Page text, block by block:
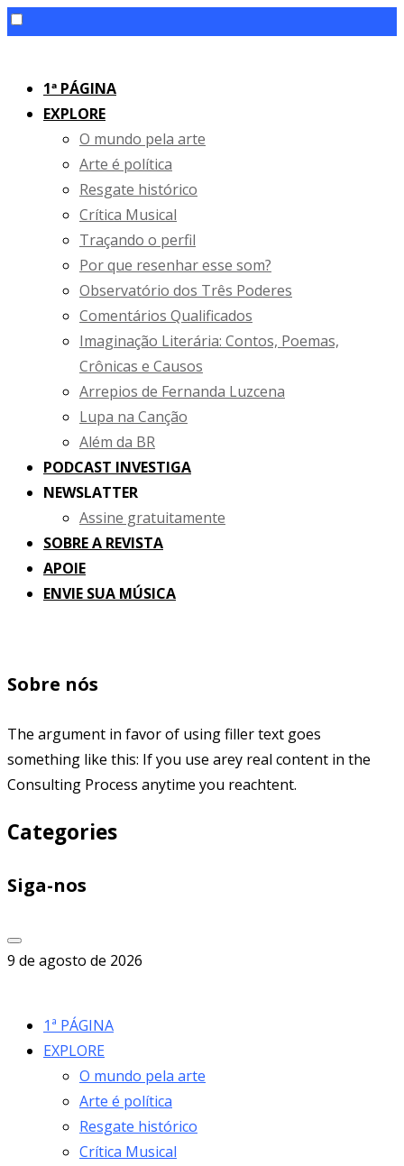
content1ª PÁGINA
EXPLORE
O mundo pela arte
Arte é política
Resgate histórico
Crítica Musical
Traçando o perfil
Por que resenhar esse som?
Observatório dos Três Poderes
Comentários Qualificados
Imaginação Literária: Contos, Poemas,
Crônicas e Causos
Arrepios de Fernanda Luzcena
Lupa na Canção
Além da BR
PODCAST INVESTIGA
NEWSLATTER
Assine gratuitamente
SOBRE A REVISTA
APOIE
ENVIE SUA MÚSICA
Sobre nós
The argument in favor of using filler text goes
something like this: If you use arey real content in the
Consulting Process anytime you reachtent.
Categories
Siga-nos
9 de agosto de 2026
1ª PÁGINA
EXPLORE
O mundo pela arte
Arte é política
Resgate histórico
Crítica Musical